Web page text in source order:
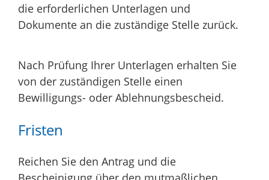
die erforderlichen Unterlagen und
Dokumente an die zuständige Stelle zurück.
Nach Prüfung Ihrer Unterlagen erhalten Sie
von der zuständigen Stelle einen
Bewilligungs- oder Ablehnungsbescheid.
Fristen
Reichen Sie den Antrag und die